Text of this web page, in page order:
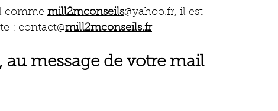
comme mill2mconseils@yahoo.fr, il est
: contact@mill2mconseils.fr
au message de votre mail